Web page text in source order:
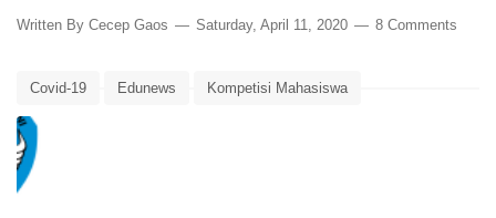
Written By Cecep Gaos Saturday, April 11, 2020 8 Comments
Covid-19 Edunews Kompetisi Mahasiswa
Lomba Desain Poster
Lomba Penulisan Opini